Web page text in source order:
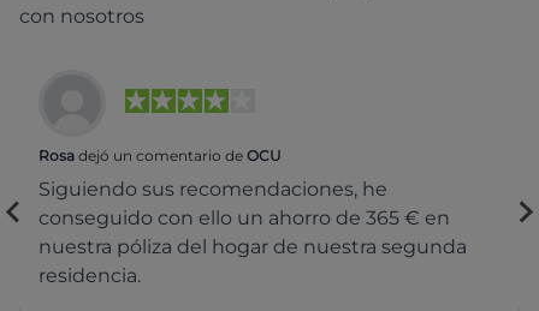
con nosotros
Rosa dejó un comentario de OCU
Siguiendo sus recomendaciones, he
conseguido con ello un ahorro de 365 € en
nuestra póliza del hogar de nuestra segunda
residencia.